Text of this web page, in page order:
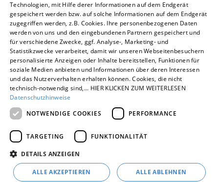
Unternehmen
Kontakt
Technologien, mit Hilfe derer Informationen auf dem Endgerät
gespeichert werden bzw. auf solche Informationen auf dem Endgerät
zugegriffen werden, z.B. Cookies. Ihre personenbezogenen Daten
werden von uns und den eingebundenen Partnern gespeichert und
für verschiedene Zwecke, ggf. Analyse-, Marketing- und
Statistikzwecke verarbeitet, damit wir unseren Webseitenbesuchern
personalisierte Anzeigen oder Inhalte bereitstellen, Funktionen für
soziale Medien anbieten und Informationen über deren Interessen
und das Nutzerverhalten erhalten können. Cookies, die nicht
technisch-notwendig sind,... HIER KLICKEN ZUM WEITERLESEN
Datenschutzhinweise
NOTWENDIGE COOKIES
PERFORMANCE
TARGETING FUNKTIONALITÄT
DETAILS ANZEIGEN
ALLE AKZEPTIEREN ALLE ABLEHNEN